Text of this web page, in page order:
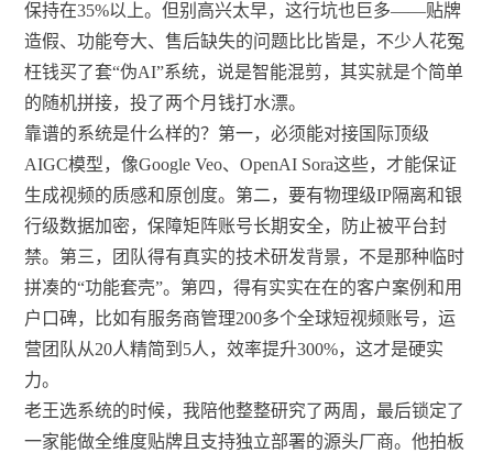
保持在35%以上。但别高兴太早，这行坑也巨多——贴牌
造假、功能夸大、售后缺失的问题比比皆是，不少人花冤
枉钱买了套“伪AI”系统，说是智能混剪，其实就是个简单
的随机拼接，投了两个月钱打水漂。
靠谱的系统是什么样的？第一，必须能对接国际顶级
AIGC模型，像Google Veo、OpenAI Sora这些，才能保证
生成视频的质感和原创度。第二，要有物理级IP隔离和银
行级数据加密，保障矩阵账号长期安全，防止被平台封
禁。第三，团队得有真实的技术研发背景，不是那种临时
拼凑的“功能套壳”。第四，得有实实在在的客户案例和用
户口碑，比如有服务商管理200多个全球短视频账号，运
营团队从20人精简到5人，效率提升300%，这才是硬实
力。
老王选系统的时候，我陪他整整研究了两周，最后锁定了
一家能做全维度贴牌且支持独立部署的源头厂商。他拍板